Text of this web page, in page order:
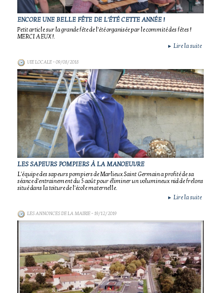
ENCORE UNE BELLE FÊTE DE L'ÉTÉ CETTE ANNÉE !
Petit article sur la grande fête de l'été organisée par le commité des fêtes !
MERCI A EUX !.
► Lire la suite
VIE LOCALE- 09/08/2018
LES SAPEURS POMPIERS À LA MANOEUVRE
L'équipe des sapeurs pompiers de Marlieux Saint Germain a profité de sa
séance d'entrainement du 5 août pour éliminer un volumineux nid de frelons
situé dans la toiture de l'école maternelle.
► Lire la suite
LES ANNONCES DE LA MAIRIE- 19/12/2019